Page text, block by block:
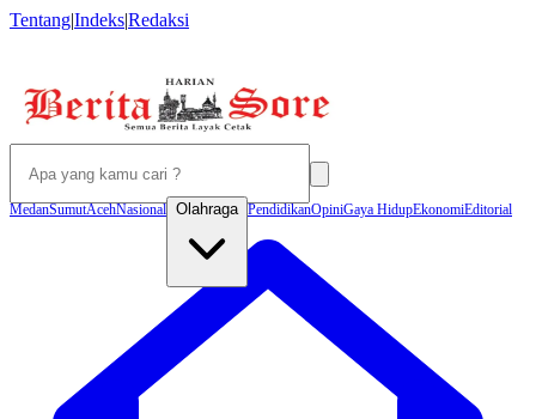
Tentang|Indeks|Redaksi
MedanSumutAcehNasional Olahraga PendidikanOpiniGaya HidupEkonomiEditorial